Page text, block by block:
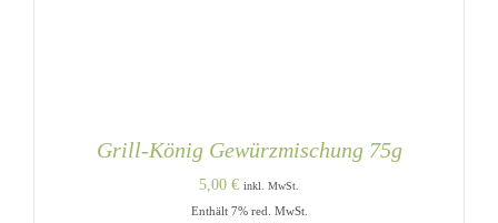
Grill-König Gewürzmischung 75g
5,00 € inkl. MwSt.
Enthält 7% red. MwSt.